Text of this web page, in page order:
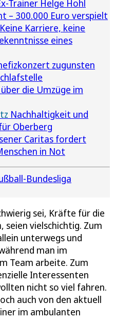
Trainer Helge Hohl
– 300.000 Euro verspielt
Karriere, keine
eines
zugunsten
die Umzüge im
Nachhaltigkeit und
Oberberg
Caritas fordert
in Not
Bundesliga
sei, Kräfte für die
seien vielschichtig. Zum
unterwegs und
man im
Team arbeite. Zum
Interessenten
nicht so viel fahren.
auch von den aktuell
im ambulanten